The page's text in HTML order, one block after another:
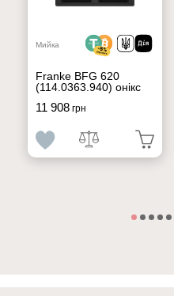
Мийка
Franke BFG 620
(114.0363.940) онікс
11 908грн